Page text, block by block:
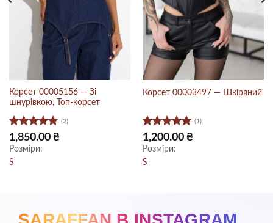
Корсет 00005156 — Зі
шнурівкою, Топ-корсет
Оцінено в
5з 5
(2)
1,850.00 ₴
Розміри:
S
Корсет 00003497 — Шкіряний
Оцінено в
5з 5
(1)
1,200.00 ₴
Розміри:
S